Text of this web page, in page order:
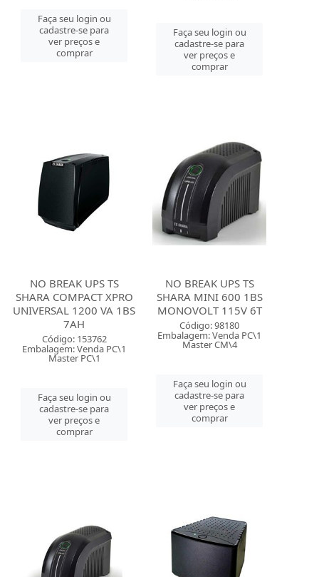
Faça seu login ou
cadastre-se para
ver preços e
comprar
Faça seu login ou
cadastre-se para
ver preços e
comprar
NO BREAK UPS TS
SHARA COMPACT XPRO
UNIVERSAL 1200 VA 1BS
7AH
Código: 153762
Embalagem: Venda PC\1
Master PC\1
Faça seu login ou
cadastre-se para
ver preços e
comprar
NO BREAK UPS TS
SHARA MINI 600 1BS
MONOVOLT 115V 6T
Código: 98180
Embalagem: Venda PC\1
Master CM\4
Faça seu login ou
cadastre-se para
ver preços e
comprar